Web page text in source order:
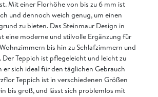
Mit einer Florhöhe von bis zu 6 mm ist
und dennoch weich genug, um einen
zu bieten. Das Steinmaur Design in
eine moderne und stilvolle Ergänzung für
bis hin zu Schlafzimmern und
Teppich ist pflegeleicht und leicht zu
er sich ideal für den täglichen Gebrauch
Teppich ist in verschiedenen Größen
bis groß, und lässt sich problemlos mit